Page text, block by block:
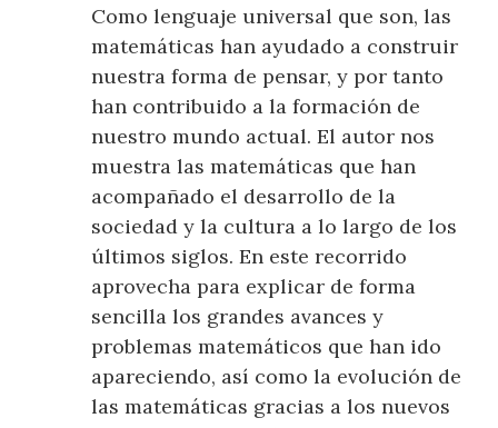
Como lenguaje universal que son, las
matemáticas han ayudado a construir
nuestra forma de pensar, y por tanto
han contribuido a la formación de
nuestro mundo actual. El autor nos
muestra las matemáticas que han
acompañado el desarrollo de la
sociedad y la cultura a lo largo de los
últimos siglos. En este recorrido
aprovecha para explicar de forma
sencilla los grandes avances y
problemas matemáticos que han ido
apareciendo, así como la evolución de
las matemáticas gracias a los nuevos